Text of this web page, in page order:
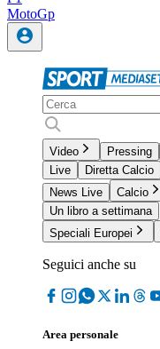
MotoGp
Video Pressing
Live
Diretta Calcio
News Live
Calcio
Un libro a settimana
Speciali Europei
Seguici anche su
Area personale